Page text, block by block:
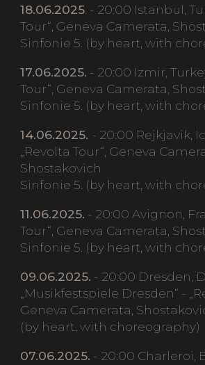
18.06.2025 . - 20:00 Istanbul,
Tour“, Geneva Camerata,
Sinfonie 5. (by heart, with
17.06.2025. - 20:00 Izmir,
Tour“, Geneva Camerata,
Sinfonie 5. (by heart, with
14.06.2025. - 20:00 Rejkjavik,
„Revolta Tour“, Geneva
Shostakovich
Sinfonie 5. (by heart, with
11.06.2025. - 20:00 Avignon,
Tour“, Geneva Camerata,
Sinfonie 5. (by heart, with
09.06.2025. - 20:00 Dresden,
„Musikfestspiele Dresden“ -
Geneva Camerata,
(by heart, with choreography)
07.06.2025. - 20:00 Charleroi,